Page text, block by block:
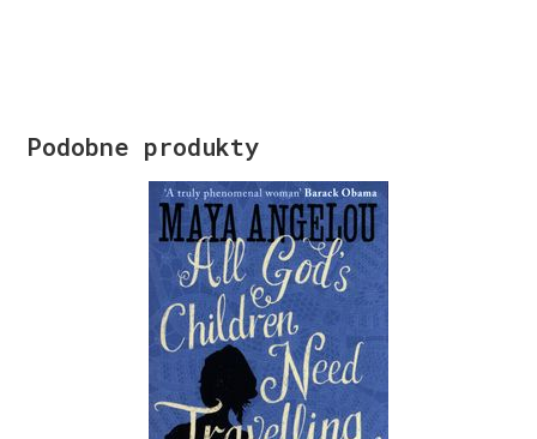
Podobne produkty